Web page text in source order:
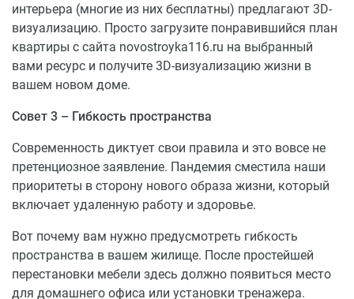
интерьера (многие из них бесплатны) предлагают 3D-
визуализацию. Просто загрузите понравившийся план
квартиры с сайта novostroyka116.ru на выбранный
вами ресурс и получите 3D-визуализацию жизни в
вашем новом доме.
Совет 3 – Гибкость пространства
Современность диктует свои правила и это вовсе не
претенциозное заявление. Пандемия сместила наши
приоритеты в сторону нового образа жизни, который
включает удаленную работу и здоровье.
Вот почему вам нужно предусмотреть гибкость
пространства в вашем жилище. После простейшей
перестановки мебели здесь должно появиться место
для домашнего офиса или установки тренажера.